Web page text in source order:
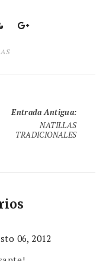
Entrada Antigua:
NATILLAS
TRADICIONALES
06, 2012